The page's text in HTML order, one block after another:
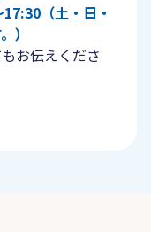
（土・日・
）
お伝えくださ